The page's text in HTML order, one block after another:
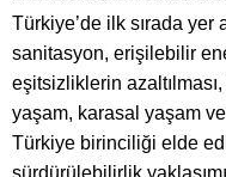
Türkiye’de ilk sırada yer
sanitasyon, erişilebilir
eşitsizliklerin
yaşam, karasal yaşam
Türkiye birinciliği elde
sürdürülebilirlik